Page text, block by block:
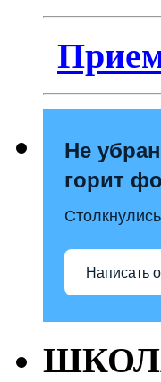
Не
горит
Написать